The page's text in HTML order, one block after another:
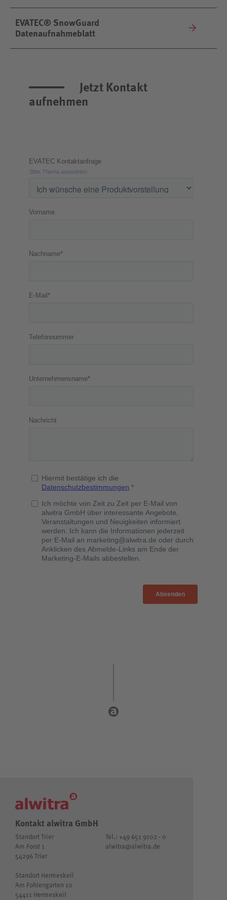
EVATEC® SnowGuard
Datenaufnahmeblatt
Jetzt Kontakt
aufnehmen
Kontakt alwitra GmbH
Standort Trier
Am Forst 1
54296 Trier
Standort Hermeskeil
Am Fohlengarten 10
54411 Hermeskeil
Tel.: +49 651 9102 - 0
alwitra@alwitra.de